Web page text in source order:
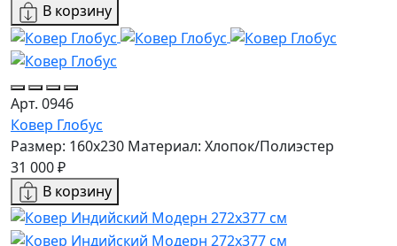
В корзину
Арт. 0946
Ковер Глобус
Размер: 160х230 Материал: Хлопок/Полиэстер
31 000 ₽
В корзину